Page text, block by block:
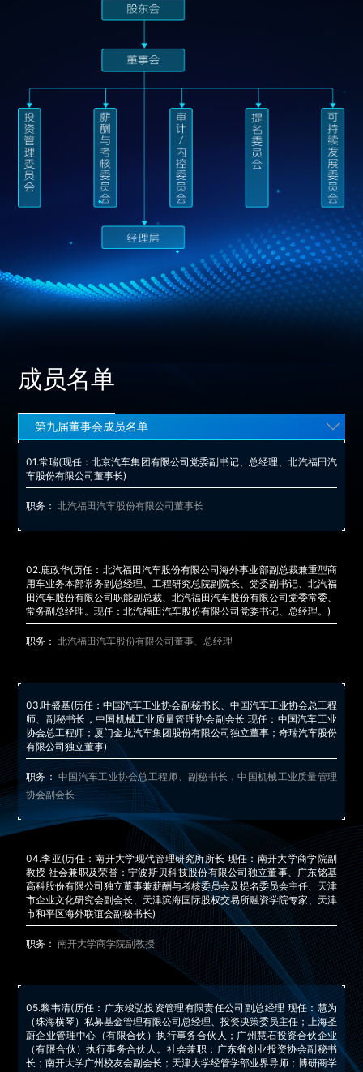
成员名单
第九届董事会成员名单
01.常瑞(现任：北京汽车集团有限公司党委副书记、总经理、北汽福田汽
车股份有限公司董事长)
职务： 北汽福田汽车股份有限公司董事长
02.鹿政华(历任：北汽福田汽车股份有限公司海外事业部副总裁兼重型商
用车业务本部常务副总经理、工程研究总院副院长、党委副书记、北汽福
田汽车股份有限公司职能副总裁、北汽福田汽车股份有限公司党委常委、
常务副总经理。现任：北汽福田汽车股份有限公司党委书记、总经理。)
职务： 北汽福田汽车股份有限公司董事、总经理
03.叶盛基(历任：中国汽车工业协会副秘书长、中国汽车工业协会总工程
师、副秘书长，中国机械工业质量管理协会副会长 现任：中国汽车工业
协会总工程师；厦门金龙汽车集团股份有限公司独立董事；奇瑞汽车股份
有限公司独立董事)
职务： 中国汽车工业协会总工程师、副秘书长，中国机械工业质量管理
协会副会长
04.李亚(历任：南开大学现代管理研究所所长 现任：南开大学商学院副
教授 社会兼职及荣誉：宁波斯贝科技股份有限公司独立董事、广东铭基
高科股份有限公司独立董事兼薪酬与考核委员会及提名委员会主任、天津
市企业文化研究会副会长、天津滨海国际股权交易所融资学院专家、天津
市和平区海外联谊会副秘书长)
职务： 南开大学商学院副教授
05.黎韦清(历任：广东竣弘投资管理有限责任公司副总经理 现任：慧为
（珠海横琴）私募基金管理有限公司总经理、投资决策委员主任；上海圣
蔚企业管理中心（有限合伙）执行事务合伙人；广州慧石投资合伙企业
（有限合伙）执行事务合伙人。社会兼职：广东省创业投资协会副秘书
长；南开大学广州校友会副会长；天津大学经管学部业界导师；博研商学